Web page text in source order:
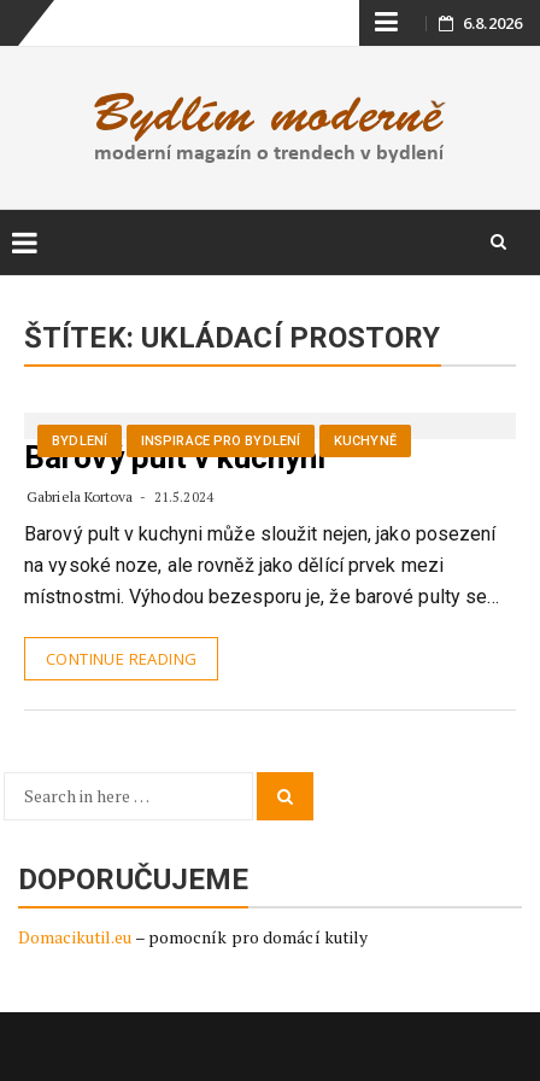
Skip
content
6.8.2026
contentŠTÍTEK: UKLÁDACÍ PROSTORY
BYDLENÍ INSPIRACE PRO BYDLENÍ KUCHYNĚ
Barový pult v kuchyni
Gabriela Kortova 21.5.2024
Barový pult v kuchyni může sloužit nejen, jako posezení
na vysoké noze, ale rovněž jako dělící prvek mezi
místnostmi. Výhodou bezesporu je, že barové pulty se…
CONTINUE READING
Search
DOPORUČUJEME
Domacikutil.eu – pomocník pro domácí kutily